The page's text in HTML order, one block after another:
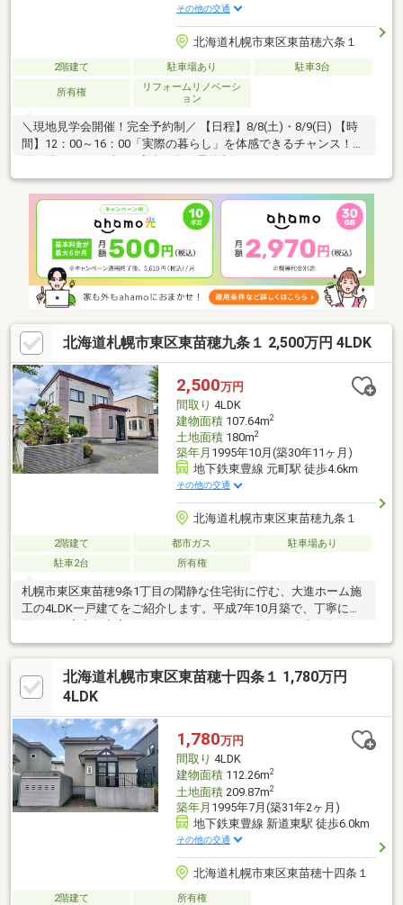
その他の交通
北海道札幌市東区東苗穂六条１
2階建て 駐車場あり 駐車3台
所有権
リフォームリノベーシ
ョン
＼現地見学会開催！完全予約制／ 【日程】8/8(土)・8/9(日) 【時
間】12：00～16：00「実際の暮らし」を体感できるチャンス！混
では分からない日当たりや広さを、ぜひ現地でご確認ください。
■ご予約・詳細はこちら↓≪ ハウスドゥ美香保：011-792-6430≫
当日予約も受付中！お気軽にお電話ください♪
北海道札幌市東区東苗穂九条１ 2,500万円 4LDK
2,500万円
間取り 4LDK
建物面積107.64m2
土地面積180m2
築年月 1995年10月(築30年11ヶ月)
地下鉄東豊線 元町駅 徒歩4.6km
その他の交通
北海道札幌市東区東苗穂九条１
2階建て 都市ガス
駐車場あり
駐車2台
所有権
札幌市東区東苗穂9条1丁目の閑静な住宅街に佇む、大進ホーム施
工の4LDK一戸建てをご紹介します。平成7年10月築で、丁寧に使
日当たりが良好な住まいは、セントラル暖房を採用しており、冬
場も快適に過ごせる設計です。キッチンは都市ガスを利用できる
ため経済的です。周辺にはスーパーアークス東苗穂店が徒歩3分と
近く、日常の買い物が非常に便利。札苗北小学校まで徒歩6分、札
駐車場は2台分確保でき、ファミリー層の方におすすめの物件で
す。ぜひ一度、現地でゆとりある住空間をご確認ください。
北海道札幌市東区東苗穂十四条１ 1,780万円
4LDK
1,780万円
間取り 4LDK
建物面積112.26m2
土地面積209.87m2
築年月 1995年7月(築31年2ヶ月)
地下鉄東豊線 新道東駅 徒歩6.0km
その他の交通
北海道札幌市東区東苗穂十四条１
2階建て 所有権